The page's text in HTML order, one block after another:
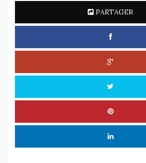
PARTAGER